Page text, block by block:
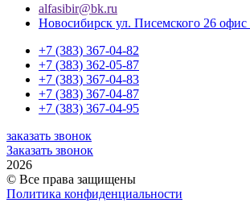
alfasibir@bk.ru
Новосибирск ул. Писемского 26 офис
+7 (383) 367-04-82
+7 (383) 362-05-87
+7 (383) 367-04-83
+7 (383) 367-04-87
+7 (383) 367-04-95
заказать звонок
Заказать звонок
2026
© Все права защищены
Политика конфиденциальности